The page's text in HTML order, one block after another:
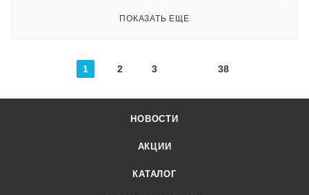
ПОКАЗАТЬ ЕЩЕ
1 2 3 38
НОВОСТИ
АКЦИИ
КАТАЛОГ